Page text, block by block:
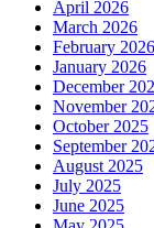
May 2024
April 2024
March 2024
February 2024
January 2024
December
November
October 2023
September
August 2023
July 2023